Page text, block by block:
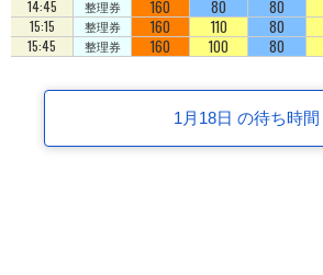
14:45 整理券 160 80 80
15:15 整理券 160 110 80
15:45 整理券 160 100 80
1月18日 の待ち時間